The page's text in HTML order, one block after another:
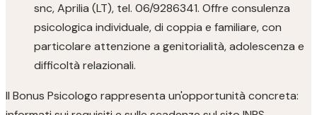
snc, Aprilia (LT), tel. 06/9286341. Offre consulenza
psicologica individuale, di coppia e familiare, con
particolare attenzione a genitorialità, adolescenza e
difficoltà relazionali.
Il Bonus Psicologo rappresenta un'opportunità concreta: